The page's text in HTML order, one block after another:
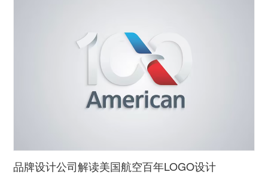
品牌设计公司解读美国航空百年LOGO设计